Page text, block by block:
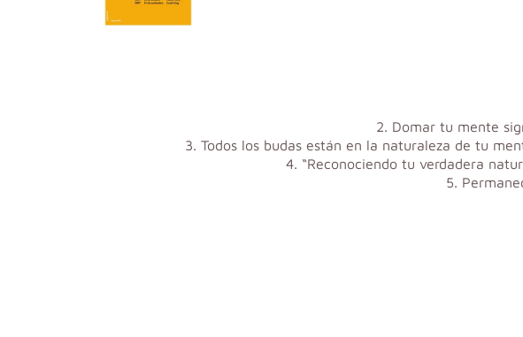
2. Domar tu mente
3. Todos los budas están en la naturaleza de tu
4. “Reconociendo tu verdadera
5.